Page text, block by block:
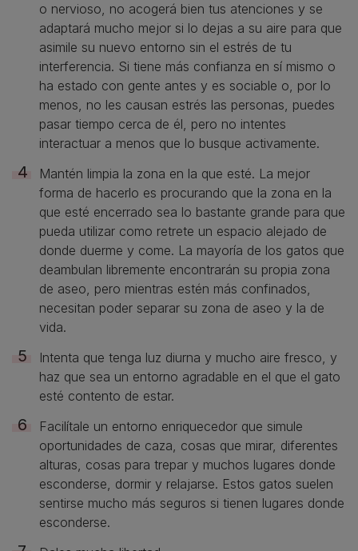
o nervioso, no acogerá bien tus atenciones y se
adaptará mucho mejor si lo dejas a su aire para que
asimile su nuevo entorno sin el estrés de tu
interferencia. Si tiene más confianza en sí mismo o
ha estado con gente antes y es sociable o, por lo
menos, no les causan estrés las personas, puedes
pasar tiempo cerca de él, pero no intentes
interactuar a menos que lo busque activamente.
Mantén limpia la zona en la que esté. La mejor
forma de hacerlo es procurando que la zona en la
que esté encerrado sea lo bastante grande para que
pueda utilizar como retrete un espacio alejado de
donde duerme y come. La mayoría de los gatos que
deambulan libremente encontrarán su propia zona
de aseo, pero mientras estén más confinados,
necesitan poder separar su zona de aseo y la de
vida.
Intenta que tenga luz diurna y mucho aire fresco, y
haz que sea un entorno agradable en el que el gato
esté contento de estar.
Facilítale un entorno enriquecedor que simule
oportunidades de caza, cosas que mirar, diferentes
alturas, cosas para trepar y muchos lugares donde
esconderse, dormir y relajarse. Estos gatos suelen
sentirse mucho más seguros si tienen lugares donde
esconderse.